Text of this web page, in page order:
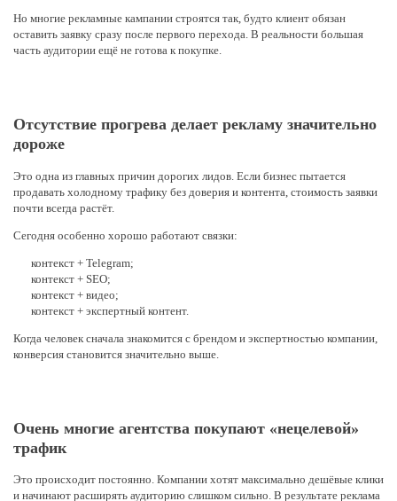
Но многие рекламные кампании строятся так, будто клиент обязан
оставить заявку сразу после первого перехода. В реальности большая
часть аудитории ещё не готова к покупке.
Отсутствие прогрева делает рекламу значительно
дороже
Это одна из главных причин дорогих лидов. Если бизнес пытается
продавать холодному трафику без доверия и контента, стоимость заявки
почти всегда растёт.
Сегодня особенно хорошо работают связки:
контекст + Telegram;
контекст + SEO;
контекст + видео;
контекст + экспертный контент.
Когда человек сначала знакомится с брендом и экспертностью компании,
конверсия становится значительно выше.
Очень многие агентства покупают «нецелевой»
трафик
Это происходит постоянно. Компании хотят максимально дешёвые клики
и начинают расширять аудиторию слишком сильно. В результате реклама